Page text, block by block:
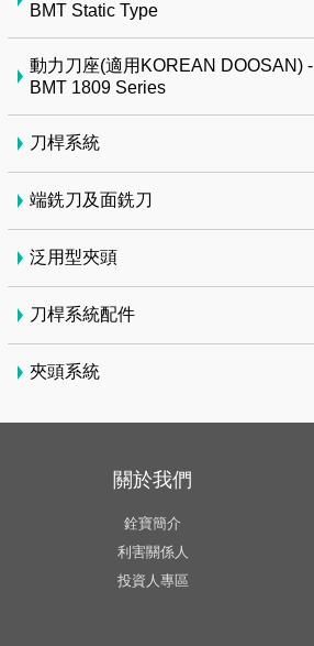
BMT Static Type
動力刀座(適用KOREAN DOOSAN) -
BMT 1809 Series
刀桿系統
端銑刀及面銑刀
泛用型夾頭
刀桿系統配件
夾頭系統
關於我們
銓寶簡介
利害關係人
投資人專區